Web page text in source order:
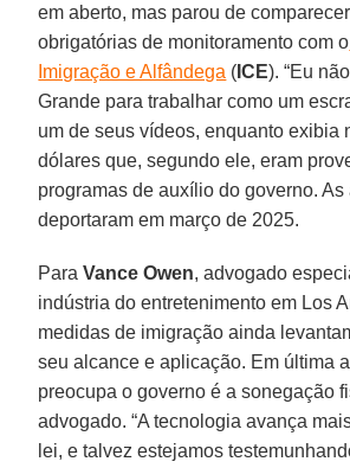
em aberto, mas parou de
obrigatórias de monitoramento com o
Imigração e Alfândega ( ICE). “Eu
Grande para trabalhar como um
um de seus vídeos, enquanto exibia
dólares que, segundo ele, eram
programas de auxílio do governo.
deportaram em março de 2025.
Para Vance Owen, advogado
indústria do entretenimento em Los
medidas de imigração ainda
seu alcance e aplicação. Em última
preocupa o governo é a sonegação
advogado. “A tecnologia avança
lei, e talvez estejamos